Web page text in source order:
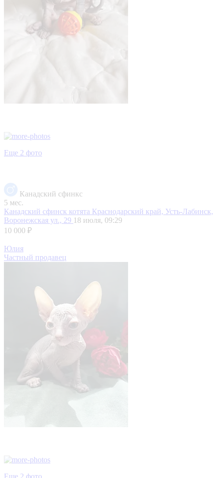
Еще 2 фото
Канадский сфинкс
5 мес.
Канадский сфинск котята Краснодарский край, Усть-Лабинск,
Воронежская ул., 29 18 июля, 09:29
10 000 ₽
Юлия
Частный продавец
Еще 2 фото